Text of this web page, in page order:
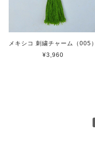
メキシコ 刺繍チャーム（005）
¥3,960